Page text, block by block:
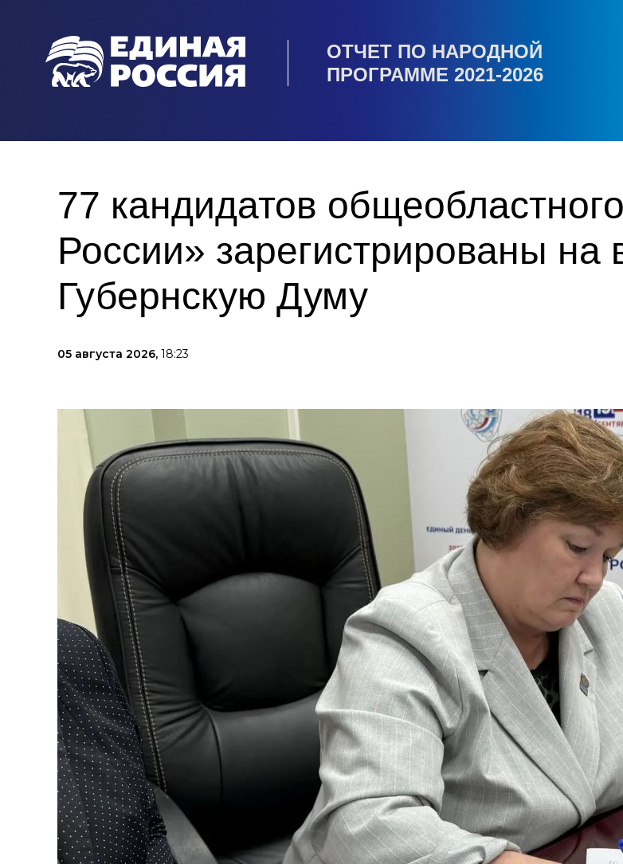
ОТЧЕТ ПО НАРОДНОЙ
ПРОГРАММЕ 2021-2026
77 кандидатов
России» зарегистрированы
Губернскую Думу
05 августа 2026, 18:23